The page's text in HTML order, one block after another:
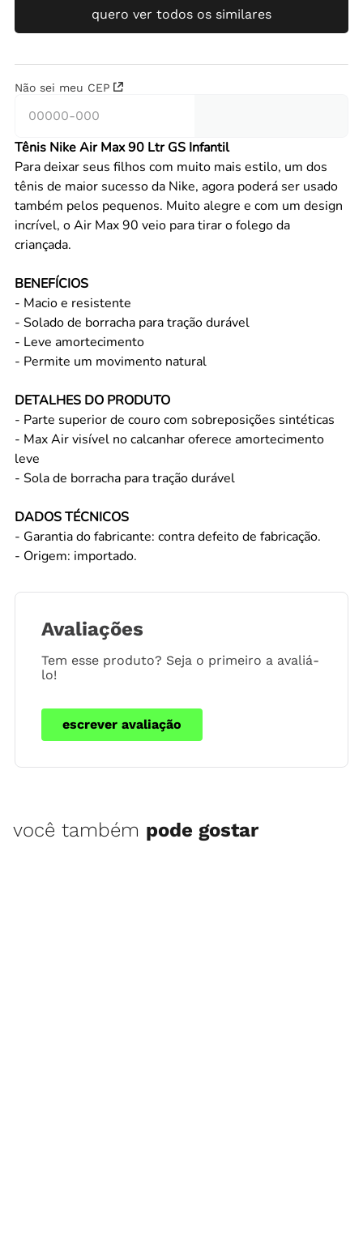
quero ver todos os similares
Não sei meu CEP
Tênis Nike Air Max 90 Ltr GS Infantil
Para deixar seus filhos com muito mais estilo, um dos
tênis de maior sucesso da Nike, agora poderá ser usado
também pelos pequenos. Muito alegre e com um design
incrível, o Air Max 90 veio para tirar o folego da
criançada.
BENEFÍCIOS
- Macio e resistente
- Solado de borracha para tração durável
- Leve amortecimento
- Permite um movimento natural
DETALHES DO PRODUTO
- Parte superior de couro com sobreposições sintéticas
- Max Air visível no calcanhar oferece amortecimento
leve
- Sola de borracha para tração durável
DADOS TÉCNICOS
- Garantia do fabricante: contra defeito de fabricação.
- Origem: importado.
Avaliações
Tem esse produto? Seja o primeiro a avaliá-
lo!
escrever avaliação
você também pode gostar